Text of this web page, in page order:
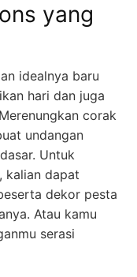
yang
idealnya baru
hari dan juga
corak
undangan
Untuk
kalian dapat
dekor pesta
Atau kamu
serasi